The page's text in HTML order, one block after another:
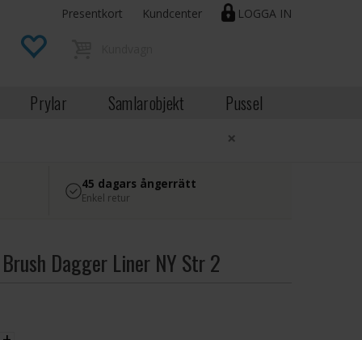
LOGGA IN
Presentkort Kundcenter
Prylar Samlarobjekt Pussel
×
45 dagars ångerrätt
Enkel retur
Dagger Liner NY Str 2